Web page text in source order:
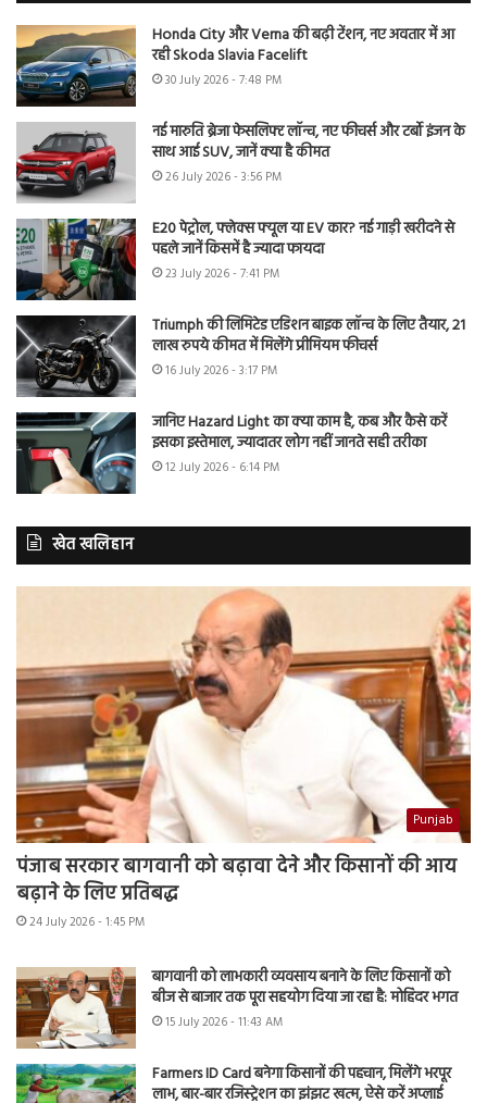
Honda City और Verna की बढ़ी टेंशन, नए अवतार में आ
रही Skoda Slavia Facelift
30 July 2026 - 7:48 PM
नई मारुति ब्रेजा फेसलिफ्ट लॉन्च, नए फीचर्स और टर्बो इंजन के
साथ आई SUV, जानें क्या है कीमत
26 July 2026 - 3:56 PM
E20 पेट्रोल, फ्लेक्स फ्यूल या EV कार? नई गाड़ी खरीदने से
पहले जानें किसमें है ज्यादा फायदा
23 July 2026 - 7:41 PM
Triumph की लिमिटेड एडिशन बाइक लॉन्च के लिए तैयार, 21
लाख रुपये कीमत में मिलेंगे प्रीमियम फीचर्स
16 July 2026 - 3:17 PM
जानिए Hazard Light का क्या काम है, कब और कैसे करें
इसका इस्तेमाल, ज्यादातर लोग नहीं जानते सही तरीका
12 July 2026 - 6:14 PM
खेत खलिहान
Punjab
पंजाब सरकार बागवानी को बढ़ावा देने और किसानों की आय
बढ़ाने के लिए प्रतिबद्ध
24 July 2026 - 1:45 PM
बागवानी को लाभकारी व्यवसाय बनाने के लिए किसानों को
बीज से बाजार तक पूरा सहयोग दिया जा रहा है: मोहिंदर भगत
15 July 2026 - 11:43 AM
Farmers ID Card बनेगा किसानों की पहचान, मिलेंगे भरपूर
लाभ, बार-बार रजिस्ट्रेशन का झंझट खत्म, ऐसे करें अप्लाई